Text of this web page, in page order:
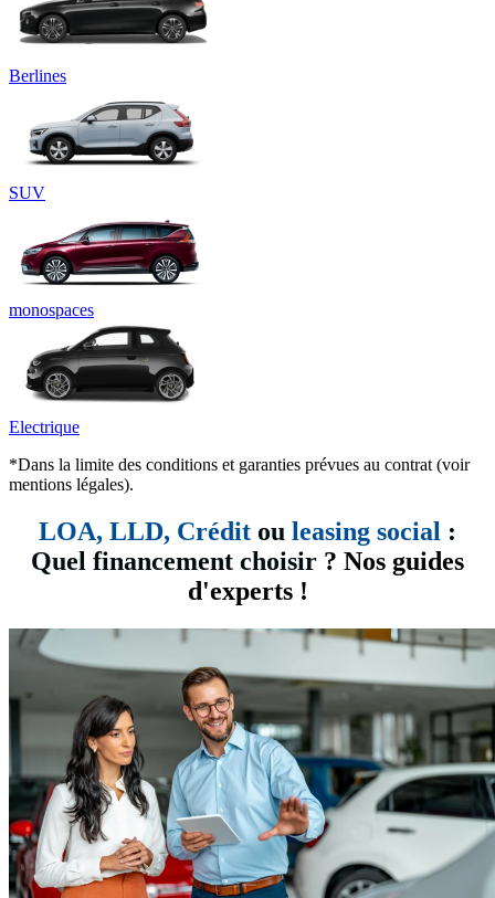
Berlines
SUV
monospaces
Electrique
*Dans la limite des conditions et garanties prévues au contrat (voir
mentions légales).
LOA, LLD, Crédit ou leasing social :
Quel financement choisir ? Nos guides
d'experts !